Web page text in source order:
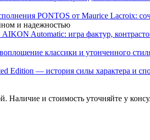
PONTOS от Maurice Lacroix:
и надежностью
Automatic: игра фактур,
классики и утонченного
Edition — история силы характера и
и стоимость уточняйте у